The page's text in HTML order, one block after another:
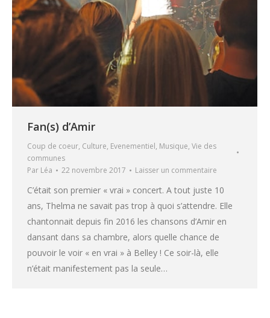
Fan(s) d’Amir
Coup de coeur, Culture, Evenementiel, Musique, Vie des
communes
Par Léa 22 novembre 2017 Laisser un commentaire
C’était son premier « vrai » concert. A tout juste 10
ans, Thelma ne savait pas trop à quoi s’attendre. Elle
chantonnait depuis fin 2016 les chansons d’Amir en
dansant dans sa chambre, alors quelle chance de
pouvoir le voir « en vrai » à Belley ! Ce soir-là, elle
n’était manifestement pas la seule…